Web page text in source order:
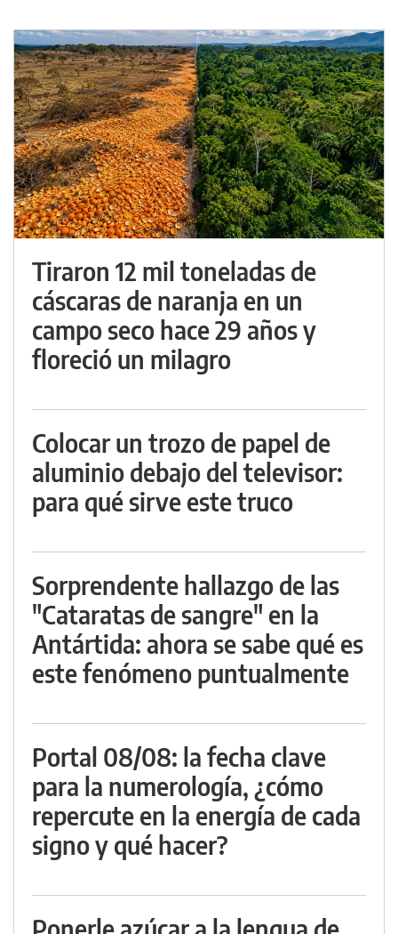
Tiraron 12 mil toneladas de
cáscaras de naranja en un
campo seco hace 29 años y
floreció un milagro
Colocar un trozo de papel de
aluminio debajo del televisor:
para qué sirve este truco
Sorprendente hallazgo de las
"Cataratas de sangre" en la
Antártida: ahora se sabe qué es
este fenómeno puntualmente
Portal 08/08: la fecha clave
para la numerología, ¿cómo
repercute en la energía de cada
signo y qué hacer?